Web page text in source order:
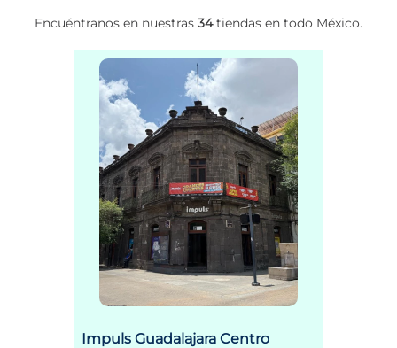
Encuéntranos en nuestras 34tiendas en todo México.
Impuls Guadalajara Centro